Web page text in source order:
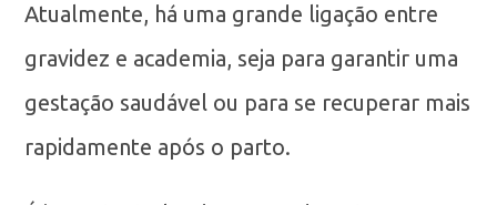
Atualmente, há uma grande ligação entre
gravidez e academia, seja para garantir uma
gestação saudável ou para se recuperar mais
rapidamente após o parto.